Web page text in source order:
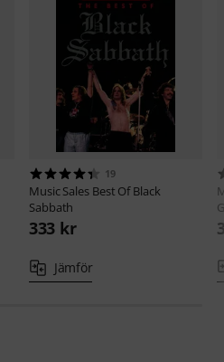
19
Music Sales Best Of Black
Sabbath
333 kr
Jämför